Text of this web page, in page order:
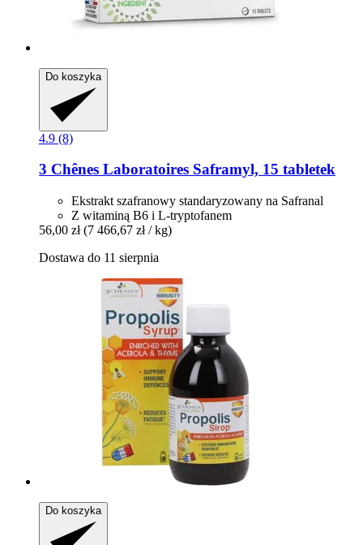
Do koszyka
4.9 (8)
3 Chênes Laboratoires Saframyl, 15 tabletek
Ekstrakt szafranowy standaryzowany na Safranal
Z witaminą B6 i L-tryptofanem
56,00 zł (7 466,67 zł / kg)
Dostawa do 11 sierpnia
Do koszyka